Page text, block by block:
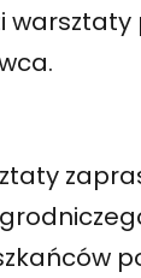
warsztaty